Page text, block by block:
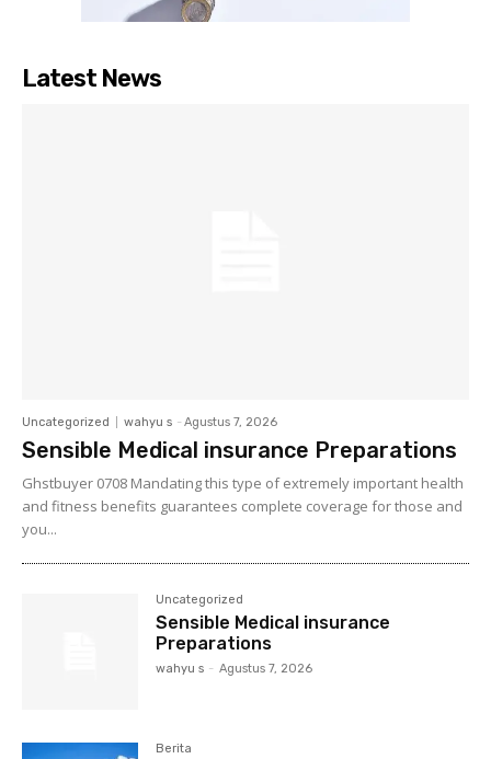
Latest News
Uncategorized wahyu s - Agustus 7, 2026
Sensible Medical insurance Preparations
Ghstbuyer 0708 Mandating this type of extremely important health
and fitness benefits guarantees complete coverage for those and
you...
Uncategorized
Sensible Medical insurance
Preparations
wahyu s - Agustus 7, 2026
Berita